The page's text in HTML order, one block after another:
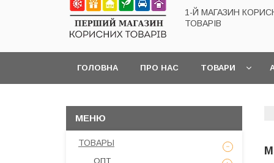
1-Й МАГАЗИН
ТОВАРІВ
ГОЛОВНА ПРО НАС ТОВАРИ
ТОВАРЫ
ОПТ